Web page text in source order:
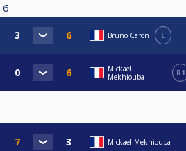
6
Bruno Caron L
Mickael
Mekhiouba
R1
Mickael Mekhiouba